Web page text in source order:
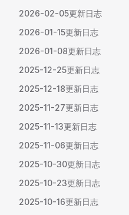
2026-02-05更新日志
2026-01-15更新日志
2026-01-08更新日志
2025-12-25更新日志
2025-12-18更新日志
2025-11-27更新日志
2025-11-13更新日志
2025-11-06更新日志
2025-10-30更新日志
2025-10-23更新日志
2025-10-16更新日志